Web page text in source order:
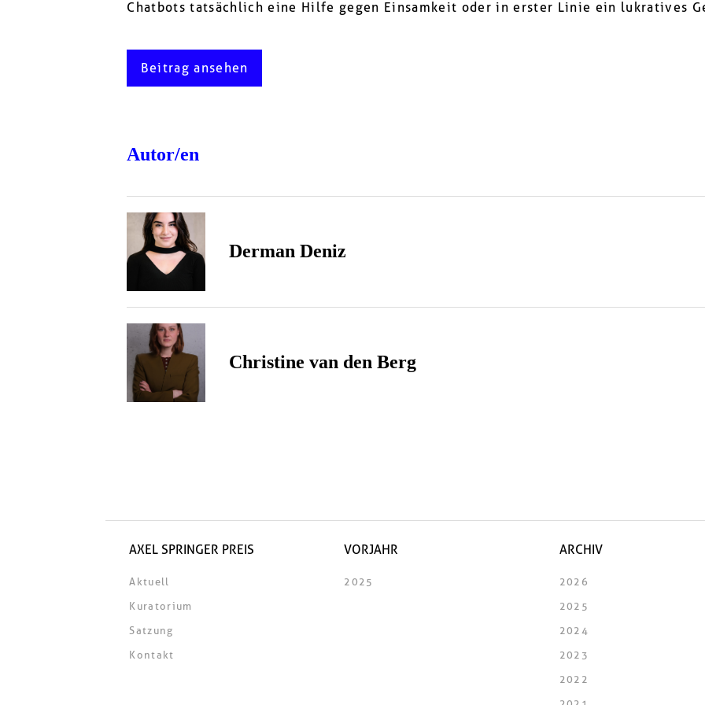
Chatbots tatsächlich eine Hilfe gegen Einsamkeit oder in erster Linie ein lukratives
Beitrag ansehen
Autor/en
Derman Deniz
Christine van den Berg
AXEL SPRINGER PREIS
Aktuell
Kuratorium
Satzung
Kontakt
VORJAHR
2025
ARCHIV
2026
2025
2024
2023
2022